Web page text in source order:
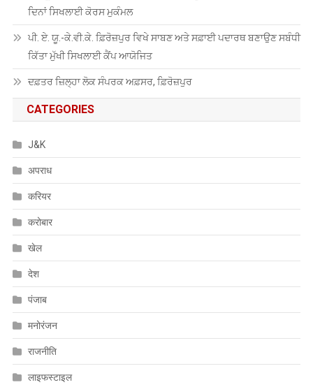
ਦਿਨਾਂ ਸਿਖਲਾਈ ਕੋਰਸ ਮੁਕੰਮਲ
ਪੀ. ਏ. ਯੂ.-ਕੇ.ਵੀ.ਕੇ. ਫ਼ਿਰੋਜ਼ਪੁਰ ਵਿਖੇ ਸਾਬਣ ਅਤੇ ਸਫ਼ਾਈ ਪਦਾਰਥ ਬਣਾਉਣ ਸਬੰਧੀ
ਕਿੱਤਾ ਮੁੱਖੀ ਸਿਖਲਾਈ ਕੈਂਪ ਆਯੋਜਿਤ
ਦਫ਼ਤਰ ਜ਼ਿਲ੍ਹਾ ਲੋਕ ਸੰਪਰਕ ਅਫ਼ਸਰ, ਫ਼ਿਰੋਜ਼ਪੁਰ
CATEGORIES
J&K
अपराध
करियर
करोबार
खेल
देश
पंजाब
मनोरंजन
राजनीति
लाइफस्टाइल